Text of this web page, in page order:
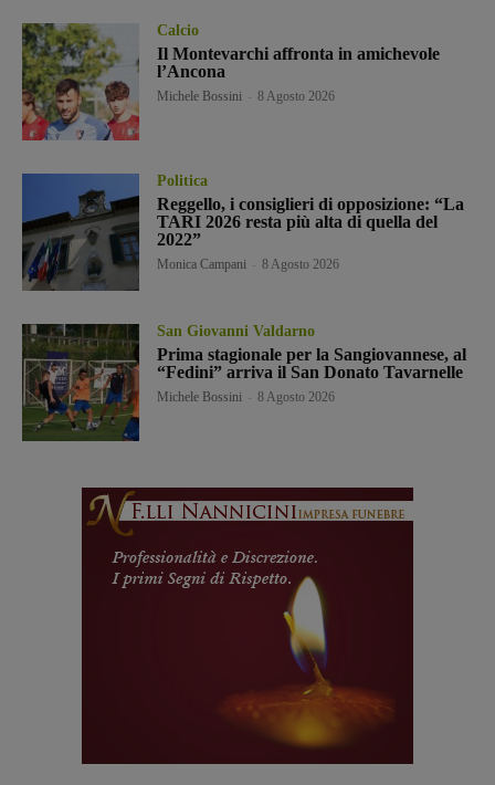
Calcio
Il Montevarchi affronta in amichevole
l’Ancona
Michele Bossini 8 Agosto 2026
Politica
Reggello, i consiglieri di opposizione: “La
TARI 2026 resta più alta di quella del
2022”
Monica Campani 8 Agosto 2026
San Giovanni Valdarno
Prima stagionale per la Sangiovannese, al
“Fedini” arriva il San Donato Tavarnelle
Michele Bossini 8 Agosto 2026